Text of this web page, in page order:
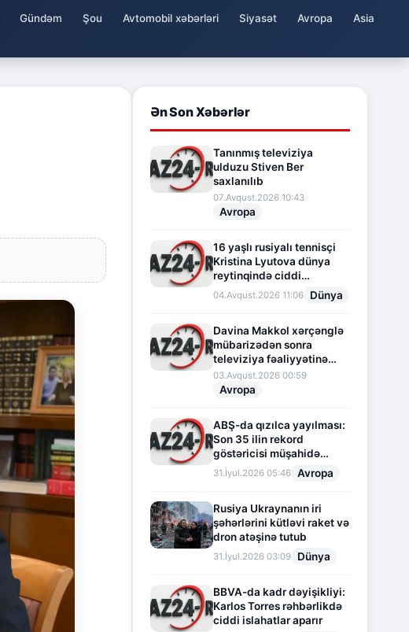
Gündəm Şou Avtomobil xəbərləri Siyasət Avropa
Asia
Ən Son Xəbərlər
Tanınmış televiziya
ulduzu Stiven Ber
saxlanılıb
07.Avqust.2026 10:43
Avropa
16 yaşlı rusiyalı tennisçi
Kristina Lyutova dünya
reytinqində ciddi
irəliləyişə imza atdı
04.Avqust.2026 11:06 Dünya
Davina Makkol xərçənglə
mübarizədən sonra
televiziya fəaliyyətinə
fasilə verir
03.Avqust.2026 00:59
Avropa
ABŞ-da qızılca yayılması:
Son 35 ilin rekord
göstəricisi müşahidə
olunur
31.İyul.2026 05:46 Avropa
Rusiya Ukraynanın iri
şəhərlərini kütləvi raket və
dron atəşinə tutub
31.İyul.2026 03:09 Dünya
BBVA-da kadr dəyişikliyi:
Karlos Torres rəhbərlikdə
ciddi islahatlar aparır